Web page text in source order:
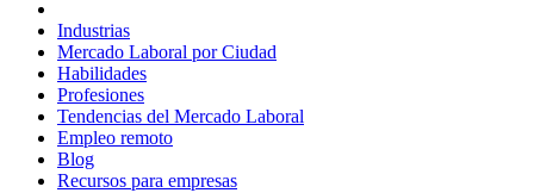
Industrias
Mercado Laboral por Ciudad
Habilidades
Profesiones
Tendencias del Mercado Laboral
Empleo remoto
Blog
Recursos para empresas